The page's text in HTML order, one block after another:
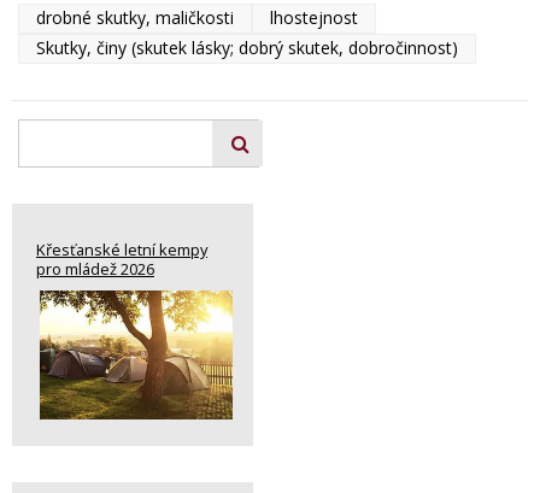
drobné skutky, maličkosti
lhostejnost
Skutky, činy (skutek lásky; dobrý skutek, dobročinnost)
Křesťanské letní kempy
pro mládež 2026